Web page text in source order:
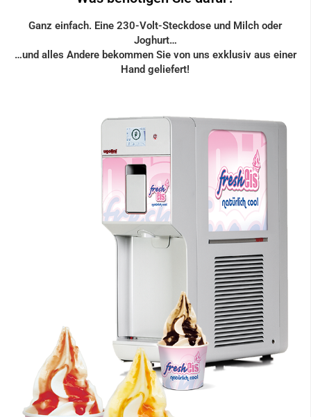
Ganz einfach. Eine 230-Volt-Steckdose und Milch oder
Joghurt…
…und alles Andere bekommen Sie von uns exklusiv aus einer
Hand geliefert!